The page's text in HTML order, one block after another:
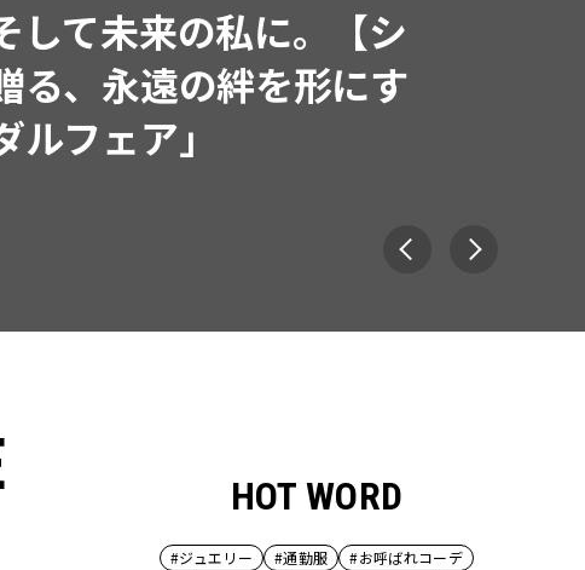
ンフルエンサーと共
着たくなる「名品ブラ
HOT WORD
#ジュエリー #通勤服
#お呼ばれコーデ